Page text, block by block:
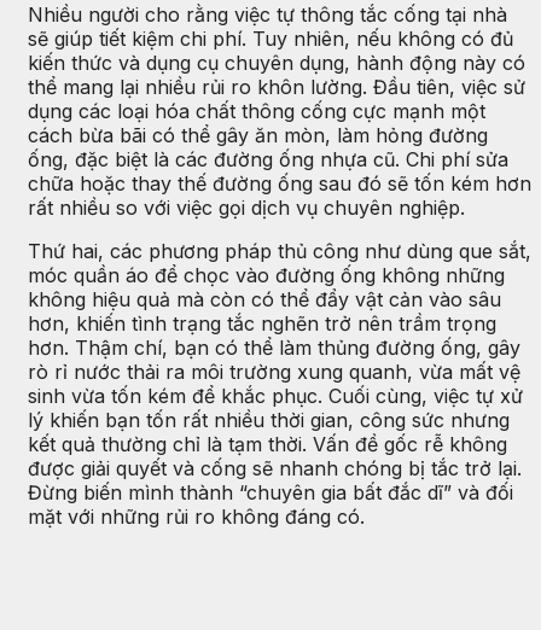
Nhiều người cho rằng việc tự thông tắc cống tại nhà
sẽ giúp tiết kiệm chi phí. Tuy nhiên, nếu không có đủ
kiến thức và dụng cụ chuyên dụng, hành động này có
thể mang lại nhiều rủi ro khôn lường. Đầu tiên, việc sử
dụng các loại hóa chất thông cống cực mạnh một
cách bừa bãi có thể gây ăn mòn, làm hỏng đường
ống, đặc biệt là các đường ống nhựa cũ. Chi phí sửa
chữa hoặc thay thế đường ống sau đó sẽ tốn kém hơn
rất nhiều so với việc gọi dịch vụ chuyên nghiệp.
Thứ hai, các phương pháp thủ công như dùng que sắt,
móc quần áo để chọc vào đường ống không những
không hiệu quả mà còn có thể đẩy vật cản vào sâu
hơn, khiến tình trạng tắc nghẽn trở nên trầm trọng
hơn. Thậm chí, bạn có thể làm thủng đường ống, gây
rò rỉ nước thải ra môi trường xung quanh, vừa mất vệ
sinh vừa tốn kém để khắc phục. Cuối cùng, việc tự xử
lý khiến bạn tốn rất nhiều thời gian, công sức nhưng
kết quả thường chỉ là tạm thời. Vấn đề gốc rễ không
được giải quyết và cống sẽ nhanh chóng bị tắc trở lại.
Đừng biến mình thành “chuyên gia bất đắc dĩ” và đối
mặt với những rủi ro không đáng có.